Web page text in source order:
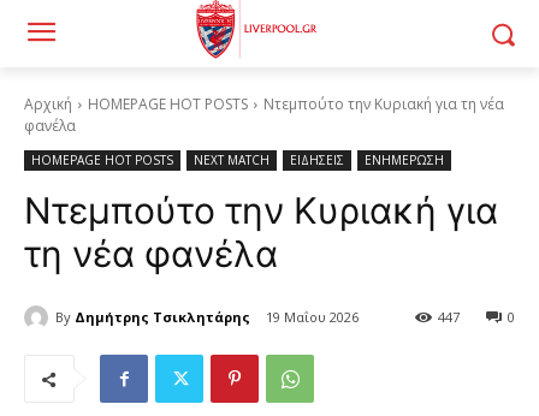
Αρχική HOMEPAGE HOT POSTS
Ντεμπούτο την Κυριακή για τη νέα
φανέλα
HOMEPAGE HOT POSTS NEXT MATCH ΕΙΔΗΣΕΙΣ ΕΝΗΜΕΡΩΣΗ
Ντεμπούτο την Κυριακή για
τη νέα φανέλα
By Δημήτρης Τσικλητάρης 19 Μαΐου 2026 0
447